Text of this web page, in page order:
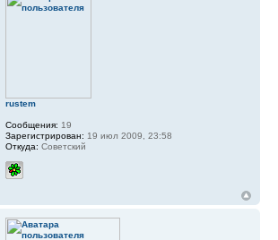
rustem
Сообщения: 19
Зарегистрирован: 19 июл 2009, 23:58
Откуда: Советский